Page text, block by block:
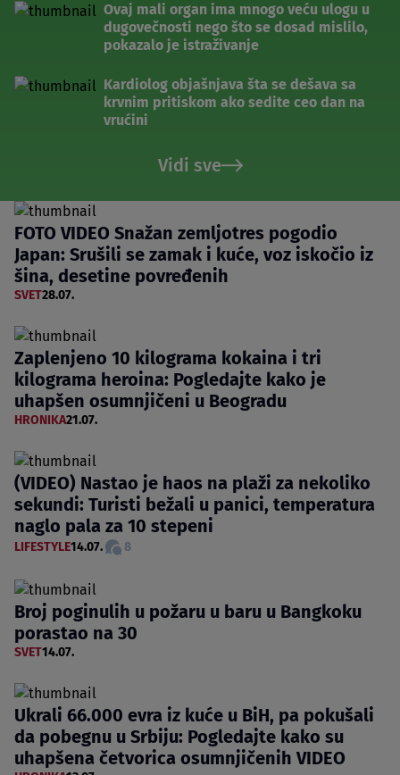
Ovaj mali organ ima mnogo veću ulogu u
dugovečnosti nego što se dosad mislilo,
pokazalo je istraživanje
Kardiolog objašnjava šta se dešava sa
krvnim pritiskom ako sedite ceo dan na
vrućini
Vidi sve
FOTO VIDEO Snažan zemljotres pogodio
Japan: Srušili se zamak i kuće, voz iskočio iz
šina, desetine povređenih
SVET28.07.
Zaplenjeno 10 kilograma kokaina i tri
kilograma heroina: Pogledajte kako je
uhapšen osumnjičeni u Beogradu
HRONIKA21.07.
(VIDEO) Nastao je haos na plaži za nekoliko
sekundi: Turisti bežali u panici, temperatura
naglo pala za 10 stepeni
LIFESTYLE14.07. 8
Broj poginulih u požaru u baru u Bangkoku
porastao na 30
SVET14.07.
Ukrali 66.000 evra iz kuće u BiH, pa pokušali
da pobegnu u Srbiju: Pogledajte kako su
uhapšena četvorica osumnjičenih VIDEO